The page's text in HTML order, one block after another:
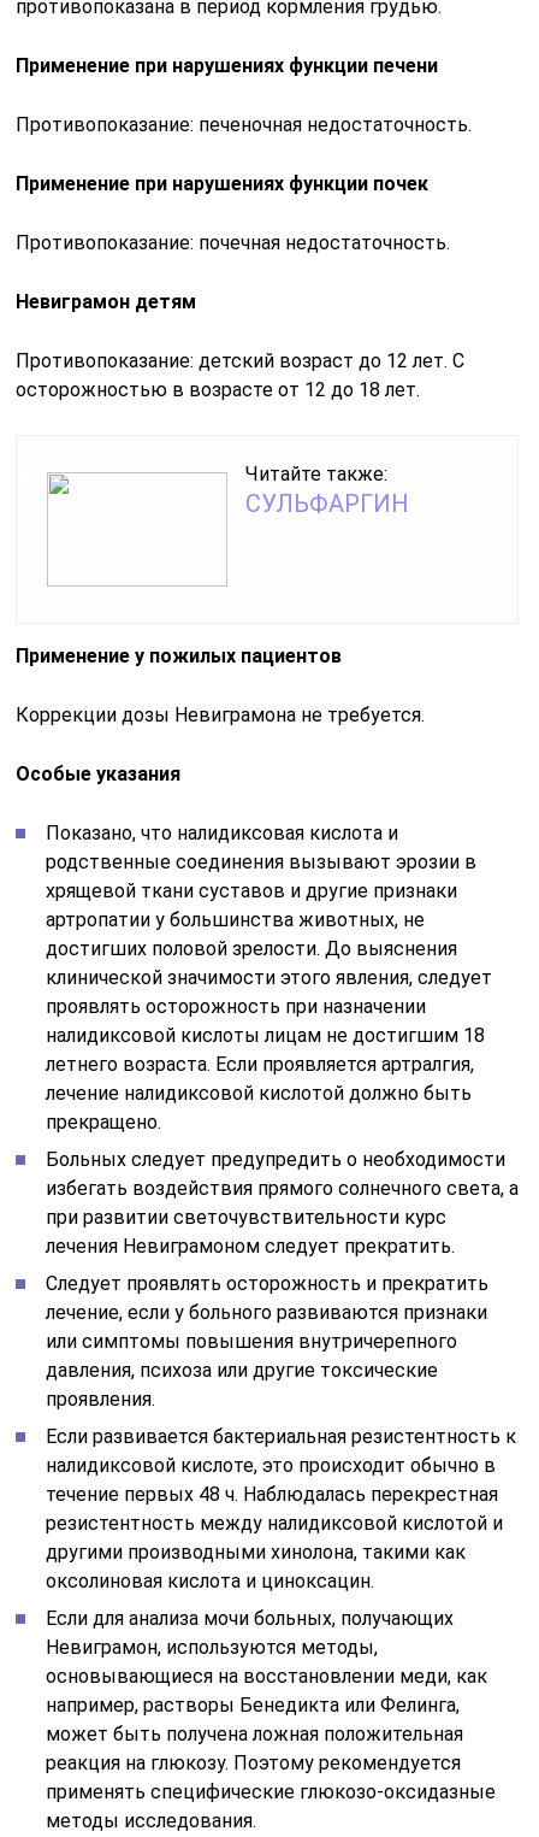
противопоказана в период кормления грудью.
Применение при нарушениях функции печени
Противопоказание: печеночная недостаточность.
Применение при нарушениях функции почек
Противопоказание: почечная недостаточность.
Невиграмон детям
Противопоказание: детский возраст до 12 лет. С
осторожностью в возрасте от 12 до 18 лет.
Читайте также:
СУЛЬФАРГИН
Применение у пожилых пациентов
Коррекции дозы Невиграмона не требуется.
Особые указания
Показано, что налидиксовая кислота и
родственные соединения вызывают эрозии в
хрящевой ткани суставов и другие признаки
артропатии у большинства животных, не
достигших половой зрелости. До выяснения
клинической значимости этого явления, следует
проявлять осторожность при назначении
налидиксовой кислоты лицам не достигшим 18
летнего возраста. Если проявляется артралгия,
лечение налидиксовой кислотой должно быть
прекращено.
Больных следует предупредить о необходимости
избегать воздействия прямого солнечного света, а
при развитии светочувствительности курс
лечения Невиграмоном следует прекратить.
Следует проявлять осторожность и прекратить
лечение, если у больного развиваются признаки
или симптомы повышения внутричерепного
давления, психоза или другие токсические
проявления.
Если развивается бактериальная резистентность к
налидиксовой кислоте, это происходит обычно в
течение первых 48 ч. Наблюдалась перекрестная
резистентность между налидиксовой кислотой и
другими производными хинолона, такими как
оксолиновая кислота и циноксацин.
Если для анализа мочи больных, получающих
Невиграмон, используются методы,
основывающиеся на восстановлении меди, как
например, растворы Бенедикта или Фелинга,
может быть получена ложная положительная
реакция на глюкозу. Поэтому рекомендуется
применять специфические глюкозо-оксидазные
методы исследования.